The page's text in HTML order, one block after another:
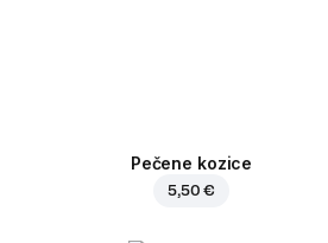
Pečene kozice
5,50 €